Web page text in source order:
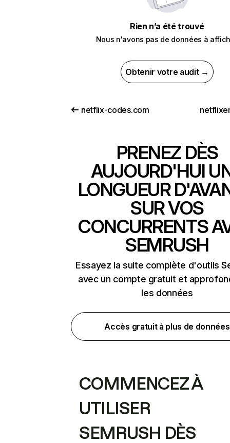
Rien n’a été trouvé
Nous n'avons pas de données à
Obtenir votre audit →
netflix-codes.com
PRENEZ DÈS
AUJOURD'HUI
LONGUEUR
SUR VOS
CONCURRENTS
SEMRUSH
Essayez la suite complète d'outils
avec un compte gratuit et
les données
Accès gratuit à plus de données
COMMENCEZ À
UTILISER
SEMRUSH DÈS